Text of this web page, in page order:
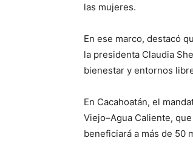
las mujeres.
En ese marco, destacó
la presidenta Claudia
bienestar y entornos
En Cacahoatán, el
Viejo–Agua Caliente,
beneficiará a más de 50